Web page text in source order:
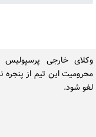
وکلای خارجی
محرومیت این تیم از پنجره
لغو شود.